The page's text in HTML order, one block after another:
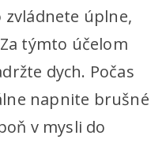
zvládnete úplne,
týmto účelom
dych. Počas
napnite brušné
v mysli do